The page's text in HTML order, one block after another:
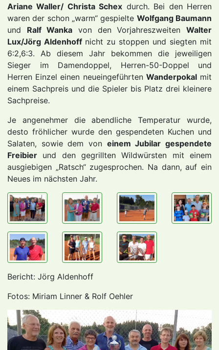
Ariane Waller/ Christa Schex durch. Bei den Herren
waren der schon „warm“ gespielte Wolfgang Baumann
und Ralf Wanka von den VorjahreszweitenWalter
Lux/Jörg Aldenhoff nicht zu stoppen und siegten mit
6:2,6:3. Ab diesem Jahr bekommen die jeweiligen
Sieger im Damendoppel, Herren-50-Doppel und
Herren Einzel einen neueingeführten Wanderpokalmit
einem Sachpreis und die Spieler bis Platz drei kleinere
Sachpreise.
Je angenehmer die abendliche Temperatur wurde,
desto fröhlicher wurde den gespendeten Kuchen und
Salaten, sowie dem von einem Jubilar gespendete
Freibier und den gegrillten Wildwürsten mit einem
ausgiebigen „Ratsch“ zugesprochen. Na dann, auf ein
Neues im nächsten Jahr.
Bericht: Jörg Aldenhoff
Fotos: Miriam Linner & Rolf Oehler